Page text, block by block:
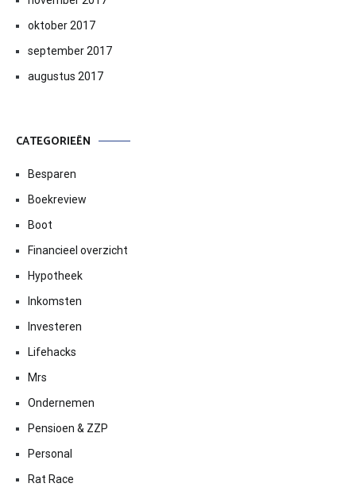
oktober 2017
september 2017
augustus 2017
CATEGORIEËN
Besparen
Boekreview
Boot
Financieel overzicht
Hypotheek
Inkomsten
Investeren
Lifehacks
Mrs
Ondernemen
Pensioen & ZZP
Personal
Rat Race